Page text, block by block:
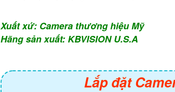
Xuất xứ: Camera thương hiệu Mỹ
Hãng sản xuất: KBVISION U.S.A
Lắp đặt